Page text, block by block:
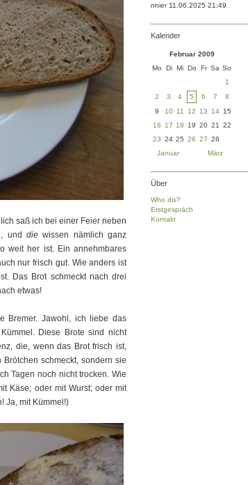
saß ich bei einer Feier neben
und die wissen nämlich ganz
weit her ist. Ein annehmbares
nur frisch gut. Wie anders ist
Das Brot schmeckt nach drei
etwas!
Bremer. Jawohl, ich liebe das
Diese Brote sind nicht
die, wenn das Brot frisch ist,
schmeckt, sondern sie
Tagen noch nicht trocken. Wie
Käse; oder mit Wurst; oder mit
Ja, mit Kümmel!)
nnier 11.06.2025 21:49
Kalender
Februar 2009
Mo
Di Mi Do Fr Sa So
1
2
3 4 5 6 7
8
9
10 11 12 13 14 15
16
17 18 19 20 21
22
23 24 25 26 27 28
Januar
März
Über
Who dis?
Erstgespräch
Kontakt